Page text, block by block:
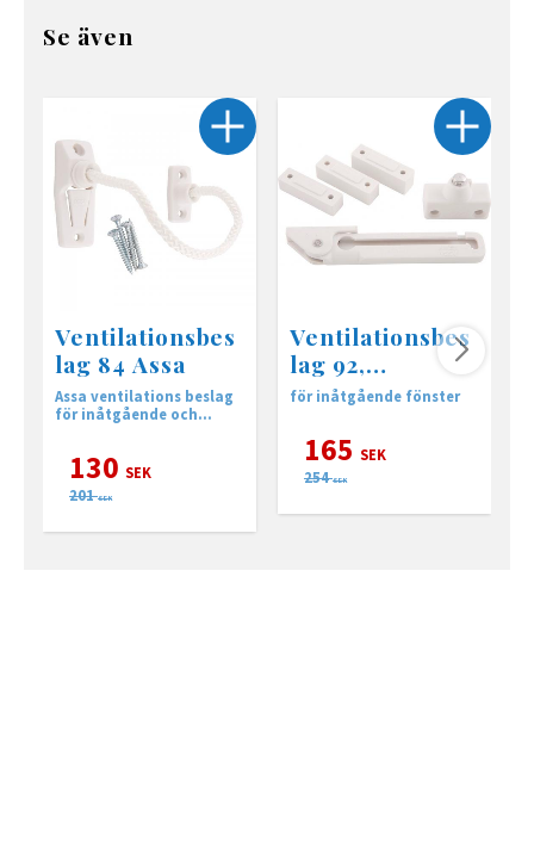
Se även
Ventilationsbes
lag 84 Assa
Assa ventilations beslag
för inåtgående och
130 SEK
201 SEK
Ventilationsbes
lag 92,
inåtgående
för inåtgående fönster
165 SEK
254 SEK